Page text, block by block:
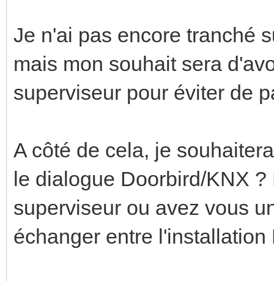
Je n'ai pas encore tranché
mais mon souhait sera
superviseur pour éviter de
A côté de cela, je
le dialogue Doorbird/KNX
superviseur ou avez vous
échanger entre